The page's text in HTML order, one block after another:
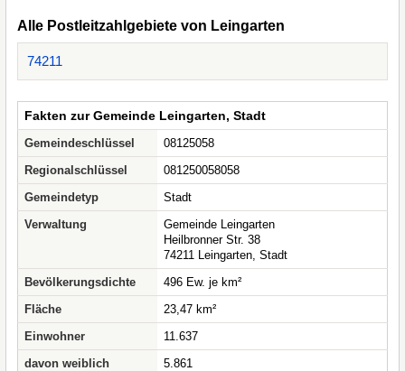
Alle Postleitzahlgebiete von Leingarten
74211
Fakten zur Gemeinde Leingarten, Stadt
Gemeindeschlüssel
08125058
Regionalschlüssel
081250058058
Gemeindetyp
Stadt
Verwaltung
Gemeinde Leingarten
Heilbronner Str. 38
74211 Leingarten, Stadt
Bevölkerungsdichte
496 Ew. je km²
Fläche
23,47 km²
Einwohner
11.637
davon weiblich
5.861